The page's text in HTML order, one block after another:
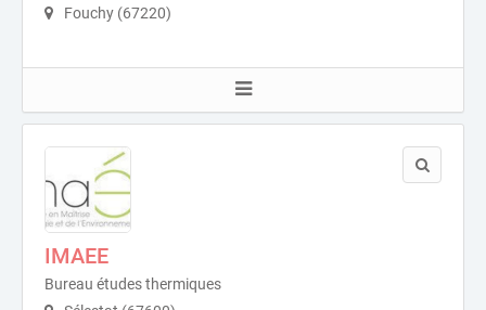
Fouchy (67220)
IMAEE
Bureau études thermiques